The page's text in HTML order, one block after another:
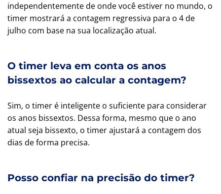
independentemente de onde você estiver no mundo, o
timer mostrará a contagem regressiva para o 4 de
julho com base na sua localização atual.
O timer leva em conta os anos
bissextos ao calcular a contagem?
Sim, o timer é inteligente o suficiente para considerar
os anos bissextos. Dessa forma, mesmo que o ano
atual seja bissexto, o timer ajustará a contagem dos
dias de forma precisa.
Posso confiar na precisão do timer?